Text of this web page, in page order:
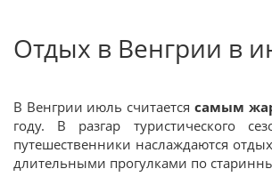
Отдых в Венгрии в
В Венгрии июль считается самым
году. В разгар туристического
путешественники наслаждаются
длительными прогулками по